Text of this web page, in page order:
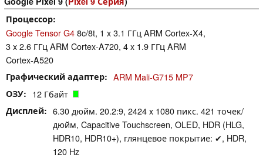
Процессор
Google Tensor G48c/8t, 1 x 3.1 ГГц ARM Cortex-X4,
3 x 2.6 ГГц ARM Cortex-A720, 4 x 1.9 ГГц ARM
Cortex-A520
Графический адаптер ARM Mali-G715 MP7
ОЗУ 12 Гбайт
Дисплей
6.30 дюйм. 20.2:9, 2424 x 1080 пикс. 421 точек/
дюйм, Capacitive Touchscreen, OLED, HDR (HLG,
HDR10, HDR10+), глянцевое покрытие: ✔, HDR,
120 Hz